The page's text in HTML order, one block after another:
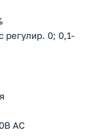
регулир. 0; 0,1-
AC